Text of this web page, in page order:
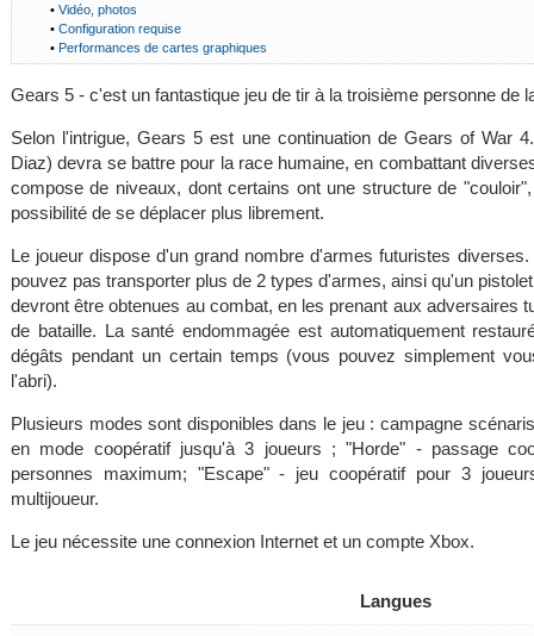
•Vidéo, photos
•Configuration requise
•Performances de cartes graphiques
Gears 5 - c'est un fantastique jeu de tir à la troisième personne de
Selon l'intrigue, Gears 5 est une continuation de Gears of War
Diaz) devra se battre pour la race humaine, en combattant
compose de niveaux, dont certains ont une structure de
possibilité de se déplacer plus librement.
Le joueur dispose d'un grand nombre d'armes futuristes
pouvez pas transporter plus de 2 types d'armes, ainsi qu'un
devront être obtenues au combat, en les prenant aux adversaires
de bataille. La santé endommagée est automatiquement
dégâts pendant un certain temps (vous pouvez simplement
l'abri).
Plusieurs modes sont disponibles dans le jeu : campagne
en mode coopératif jusqu'à 3 joueurs ; "Horde" - passage
personnes maximum; "Escape" - jeu coopératif pour 3
multijoueur.
Le jeu nécessite une connexion Internet et un compte Xbox.
Langues